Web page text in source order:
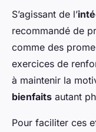
S’agissant de l’
recommandé de
comme des
exercices de
à maintenir la
bienfaits autant
Pour faciliter ces